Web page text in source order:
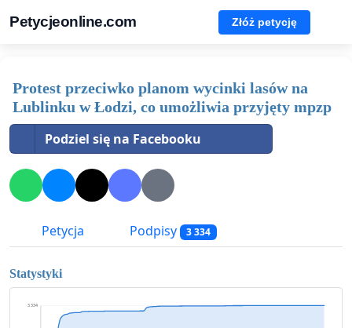
Petycjeonline.com Złóż petycję
Protest przeciwko planom wycinki lasów na
Lublinku w Łodzi, co umożliwia przyjęty mpzp
Podziel się na Facebooku
Petycja Podpisy 3 334
Statystyki
3 334